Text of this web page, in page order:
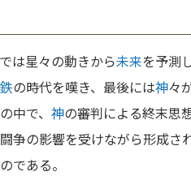
では星々の動きから未来を予測
鉄の時代を嘆き、最後には神々
中で、 神の審判による終末思
争の影響を受けながら形成さ
である。